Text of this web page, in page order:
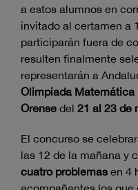
a estos alumnos en
invitado al certamen a
participarán fuera de
resulten finalmente
representarán a
Olimpiada Matemática
Orense del 21 al 23 de
El concurso se
las 12 de la mañana y
cuatro problemas en 4